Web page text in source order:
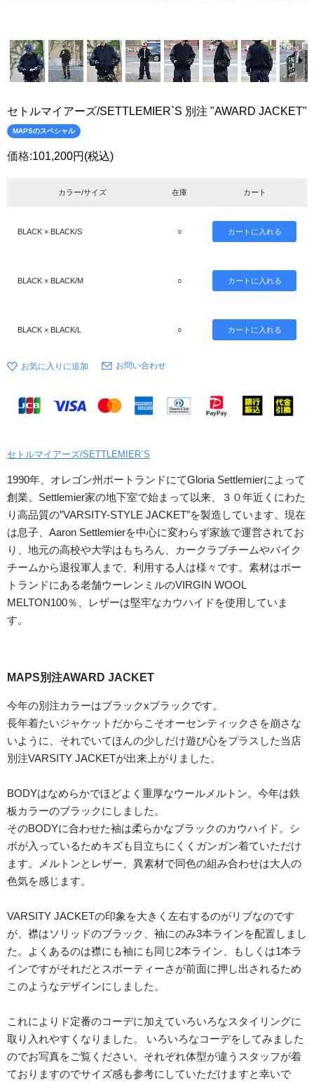
セトルマイアーズ/SETTLEMIER`S 別注 "AWARD JACKET"
MAPSのスペシャル
価格:101,200円 (税込)
カラー/サイズ 在庫 カート
BLACK × BLACK/S ○
BLACK × BLACK/M ○
BLACK × BLACK/L ○
お問い合わせ
セトルマイアーズ/SETTLEMIER`S
1990年、オレゴン州ポートランドにてGloria Settlemierによって
創業。Settlemier家の地下室で始まって以来、３０年近くにわた
り高品質の”VARSITY-STYLE JACKET”を製造しています。現在
は息子、Aaron Settlemierを中心に変わらず家族で運営されてお
り、地元の高校や大学はもちろん、カークラブチームやバイク
チームから退役軍人まで、利用する人は様々です。素材はポー
トランドにある老舗ウーレンミルのVIRGIN WOOL
MELTON100％、レザーは堅牢なカウハイドを使用していま
す。
MAPS別注AWARD JACKET
今年の別注カラーはブラックxブラックです。
長年着たいジャケットだからこそオーセンティックさを崩さな
いように、それでいてほんの少しだけ遊び心をプラスした当店
別注VARSITY JACKETが出来上がりました。
BODYはなめらかでほどよく重厚なウールメルトン。今年は鉄
板カラーのブラックにしました。
そのBODYに合わせた袖は柔らかなブラックのカウハイド。シ
ボが入っているためキズも目立ちにくくガンガン着ていただけ
ます。メルトンとレザー、異素材で同色の組み合わせは大人の
色気を感じます。
VARSITY JACKETの印象を大きく左右するのがリブなのです
が、襟はソリッドのブラック、袖にのみ3本ラインを配置しまし
た。よくあるのは襟にも袖にも同じ2本ライン、もしくは1本ラ
インですがそれだとスポーティーさが前面に押し出されるため
このようなデザインにしました。
これによりド定番のコーデに加えていろいろなスタイリングに
取り入れやすくなりました。 いろいろなコーデをしてみました
のでお写真をご覧ください。それぞれ体型が違うスタッフが着
ておりますのでサイズ感も参考にしていただけますと幸いで